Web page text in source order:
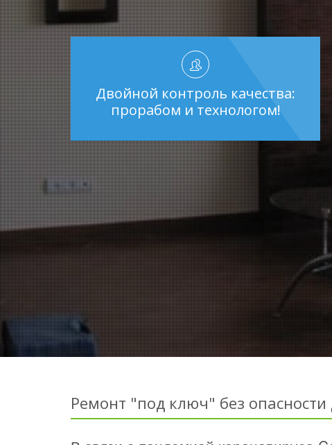
Двойной контроль качества:
прорабом и технологом!
Ремонт "под ключ" без опасности